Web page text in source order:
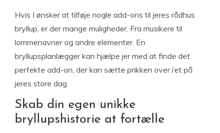
Hvis I ønsker at tilføje nogle add-ons til jeres rådhus
bryllup, er der mange muligheder. Fra musikere til
lommenavner og andre elementer. En
bryllupsplanlægger kan hjælpe jer med at finde det
perfekte add-on, der kan sætte prikken over i’et på
jeres store dag.
Skab din egen unikke
bryllupshistorie at fortælle